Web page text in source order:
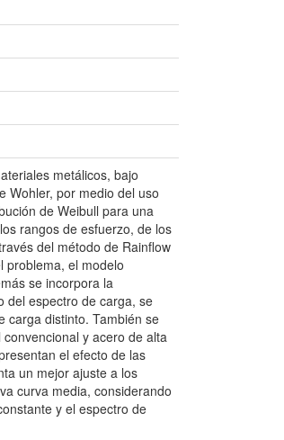
metálicos, bajo
Wohler, por medio del uso
de Weibull para una
rangos de esfuerzo, de los
del método de Rainflow
problema, el modelo
se incorpora la
del espectro de carga, se
carga distinto. También se
y acero de alta
el efecto de las
un mejor ajuste a los
curva media, considerando
y el espectro de